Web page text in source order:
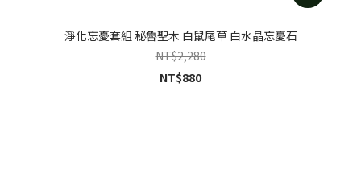
淨化忘憂套組 秘魯聖木 白鼠尾草 白水晶忘憂石
NT$2,280
NT$880